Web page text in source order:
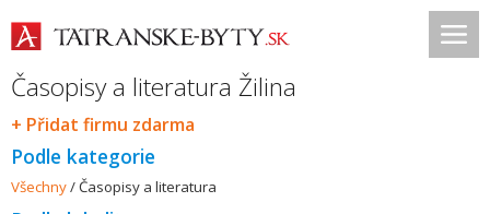
Časopisy a literatura Žilina
+ Přidat firmu zdarma
Podle kategorie
Všechny/Časopisy a literatura